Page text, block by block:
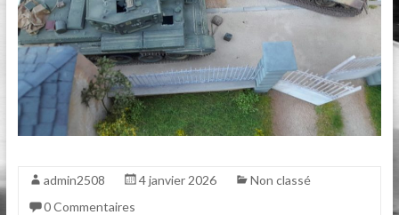
admin2508 4 janvier 2026
Non classé
0 Commentaires